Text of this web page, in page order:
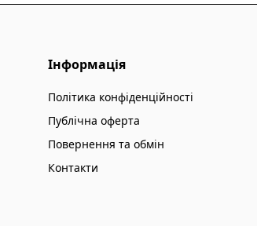
Інформація
Політика конфіденційності
Публічна оферта
Повернення та обмін
Контакти